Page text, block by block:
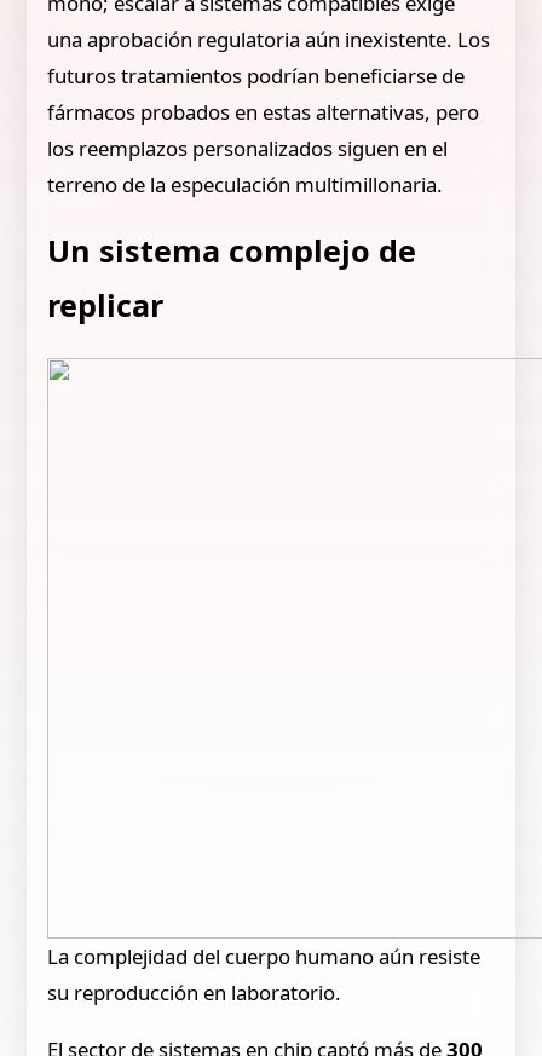
una aprobación regulatoria aún inexistente. Los
futuros tratamientos podrían beneficiarse de
fármacos probados en estas alternativas, pero
los reemplazos personalizados siguen en el
terreno de la especulación multimillonaria.
Un sistema complejo de
replicar
La complejidad del cuerpo humano aún resiste
su reproducción en laboratorio.
El sector de sistemas en chip captó más de300